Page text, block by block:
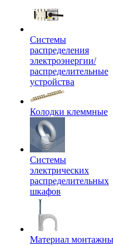
Системы
распределения
электроэнергии/
распределительные
устройства
Колодки клеммные
Системы
электрических
распределительных
шкафов
Материал